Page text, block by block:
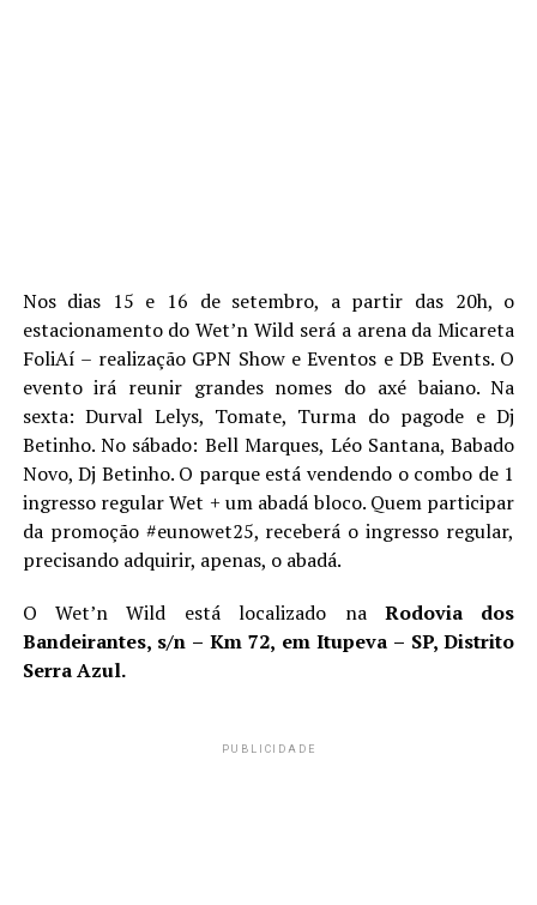
Nos dias 15 e 16 de setembro, a partir das 20h, o
estacionamento do Wet’n Wild será a arena da Micareta
FoliAí – realização GPN Show e Eventos e DB Events. O
evento irá reunir grandes nomes do axé baiano. Na
sexta: Durval Lelys, Tomate, Turma do pagode e Dj
Betinho. No sábado: Bell Marques, Léo Santana, Babado
Novo, Dj Betinho. O parque está vendendo o combo de 1
ingresso regular Wet + um abadá bloco. Quem participar
da promoção #eunowet25, receberá o ingresso regular,
precisando adquirir, apenas, o abadá.
O Wet’n Wild está localizado na Rodovia dos
Bandeirantes, s/n – Km 72, em Itupeva – SP, Distrito
Serra Azul.
PUBLICIDADE